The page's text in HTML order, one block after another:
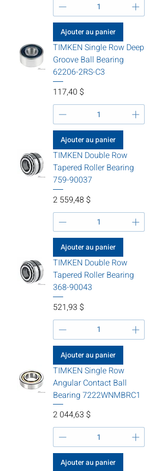
Ajouter au panier
TIMKEN Single Row Deep
Groove Ball Bearing
62206-2RS-C3
Prix
117,40 $
Ajouter au panier
TIMKEN Double Row
Tapered Roller Bearing
759-90037
Prix
2 559,48 $
Ajouter au panier
TIMKEN Double Row
Tapered Roller Bearing
368-90043
Prix
521,93 $
Ajouter au panier
TIMKEN Single Row
Angular Contact Ball
Bearing 7222WNMBRC1
Prix
2 044,63 $
Ajouter au panier